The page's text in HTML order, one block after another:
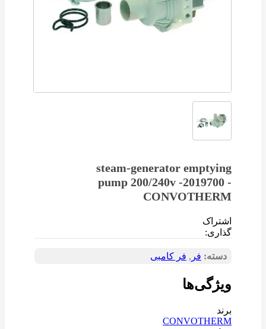
steam-generator emptying
pump 200/240v -2019700 -
CONVOTHERM
اشتراک
گذاری:
دسته: فر , فر کامبی
ویژگی‌ها
برند
CONVOTHERM